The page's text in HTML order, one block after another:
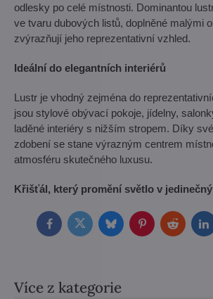
odlesky po celé místnosti. Dominantou
ve tvaru dubových listů, doplněné malými
zvýrazňují jeho reprezentativní vzhled.
Ideální do elegantních interiérů
Lustr je vhodný zejména do
jsou stylové obývací pokoje, jídelny,
laděné interiéry s nižším stropem. Díky
zdobení se stane výrazným centrem
atmosféru skutečného luxusu.
Křišťál, který promění světlo v
FacebookTwitterBlueskyPinterestReddit
Více z kategorie